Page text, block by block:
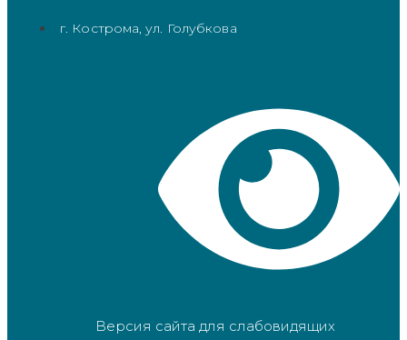
г. Кострома, ул. Голубкова
Версия сайта для слабовидящих